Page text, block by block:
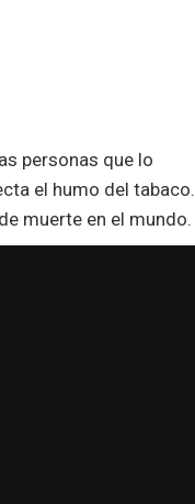
personas que lo
el humo del tabaco.
muerte en el mundo.